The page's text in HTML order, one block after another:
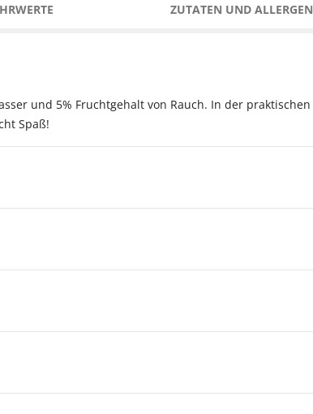
ZUTATEN UND
und 5% Fruchtgehalt von Rauch. In der
Spaß!